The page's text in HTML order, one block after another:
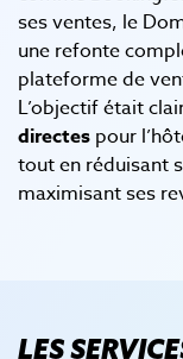
ses ventes, le
une refonte
plateforme de
L’objectif était
directes pour
tout en réduisant
maximisant ses
LES